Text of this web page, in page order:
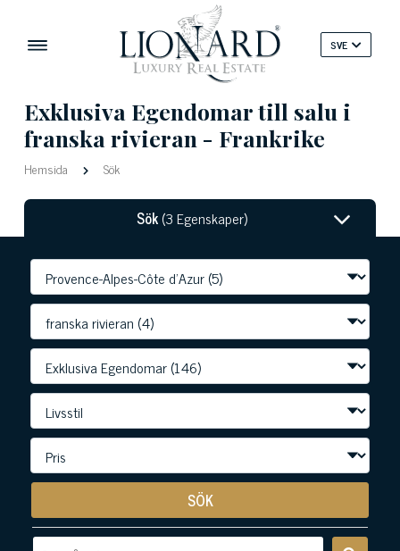
SVE
Exklusiva Egendomar till salu i
franska rivieran - Frankrike
Hemsida Sök
Sök(3 Egenskaper)
SÖK